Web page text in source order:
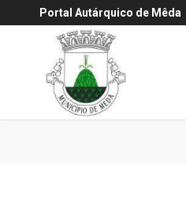
Portal Autárquico de Mêda